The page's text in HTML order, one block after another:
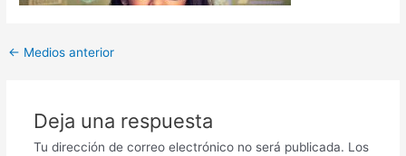
← Medios anterior
Deja una respuesta
Tu dirección de correo electrónico no será publicada. Los